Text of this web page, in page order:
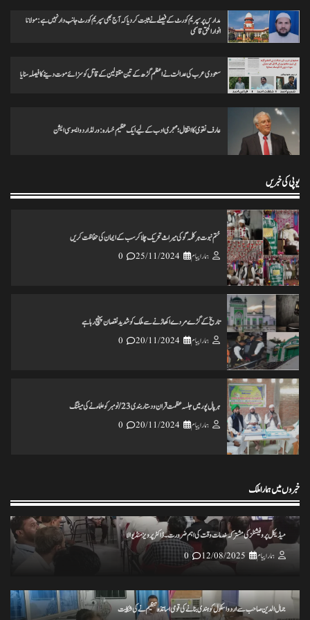
مدارس پر سپریم کورٹ کے فیصلے نے ثابت کردیا کہ آج بھی سپریم کورٹ جانب دار نہیں ہے: مولانا
انوارالحق قاسمی
سعودی عرب کی عدالت نے اعظم گڑھ کے تین مقتولین کے قاتل کو سزائے موت دینے کا فیصلہ سنایا
عارف نقوی کا انتقال؛ مہجری ادب کے لیے ایک عظیم خسارہ: ورلڈ اردو ایسوسی ایشن
یوپی کی خبریں
ہرپال پور میں جلسہ عظمت قران و دستاربندی 23/نومبر کو علماء نے کی میٹنگ
ختم نبوت ہر کلمہ گو کی میراث تحریک چلاکرسب کے ایمان کی حفاظت کریں
ہمارا پیام
25/11/2024
0
تاریخ کے گڑے مردے اکھاڑنے سے ملک کو شدید نقصان پہنچ رہاہے
ہمارا پیام
20/11/2024
0
ہرپال پور میں جلسہ عظمت قران و دستاربندی 23/نومبر کو علماء نے کی میٹنگ
ہمارا پیام
20/11/2024
0
ہمارا پیام
18/11/2024
0
ہمارا پیام
25/11/2024
0
خبروں میں ہمارا ملک
میڈیکل پروفیشنلز کی مشترکہ خدمات وقت کی اہم ضرورت۔ ڈاکٹر پرویز منڈیوالا
ہمارا پیام
12/08/2025
0
جمال الدین صاحب سے اردو اسکول کو ہندی بنانے کی قومی اساتذہ تنظیم نے کی شکایت